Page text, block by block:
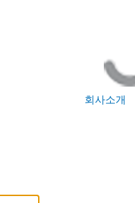
회사소개